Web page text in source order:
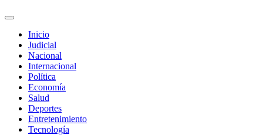
Inicio
Judicial
Nacional
Internacional
Política
Economía
Salud
Deportes
Entretenimiento
Tecnología